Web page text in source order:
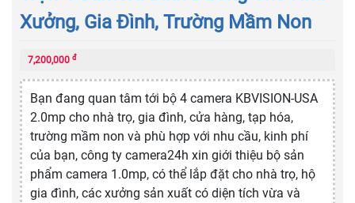
Xưởng, Gia Đình, Trường Mầm Non
7,200,000 đ
Bạn đang quan tâm tới bộ 4 camera KBVISION-USA
2.0mp cho nhà trọ, gia đình, cửa hàng, tạp hóa,
trường mầm non và phù hợp với nhu cầu, kinh phí
của bạn, công ty camera24h xin giới thiệu bộ sản
phẩm camera 1.0mp, có thể lắp đặt cho nhà trọ, hộ
gia đình, các xưởng sản xuất có diện tích vừa và